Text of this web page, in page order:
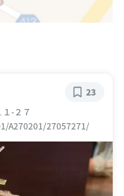
-２７
A270201/27057271/
23